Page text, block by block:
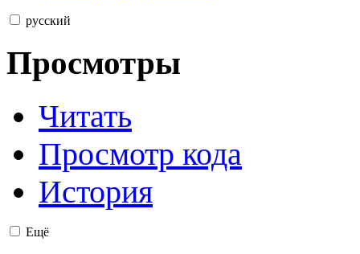
русский
Просмотры
Читать
Просмотр кода
История
Ещё